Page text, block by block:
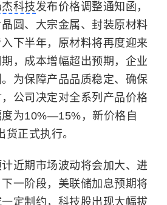
科技发布价格调整通知函，
圆、大宗金属、封装原材料
下半年，原材料将再度迎来
，成本增幅超出预期，企业
为保障产品品质稳定、确保
公司决定对全系列产品价格
为10%—15%，新价格自
正式执行。
近期市场波动将会加大、进
一阶段，美联储加息预期将
定制约，科技股出现大幅拔